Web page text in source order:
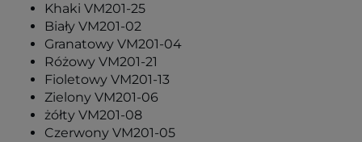
Khaki VM201-25
Biały VM201-02
Granatowy VM201-04
Różowy VM201-21
Fioletowy VM201-13
Zielony VM201-06
żółty VM201-08
Czerwony VM201-05